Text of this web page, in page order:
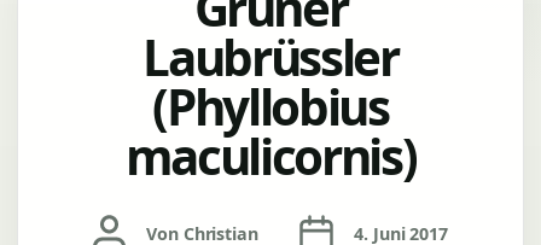
Laubrüssler
(Phyllobius
maculicornis)
Beitragsautor
Von Christian Veröffentlichungsdatum
4. Juni 2017